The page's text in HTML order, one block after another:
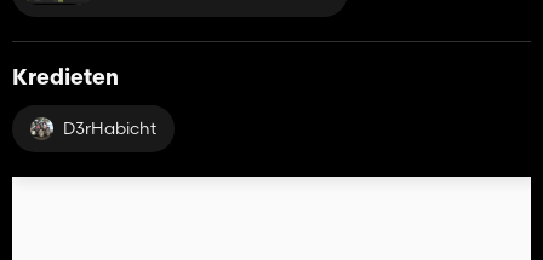
Kredieten
D3rHabicht